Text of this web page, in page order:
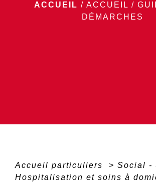
ACCUEIL / ACCUEIL /
DÉMARCHES
Accueil particuliers > Social -
Hospitalisation et soins à